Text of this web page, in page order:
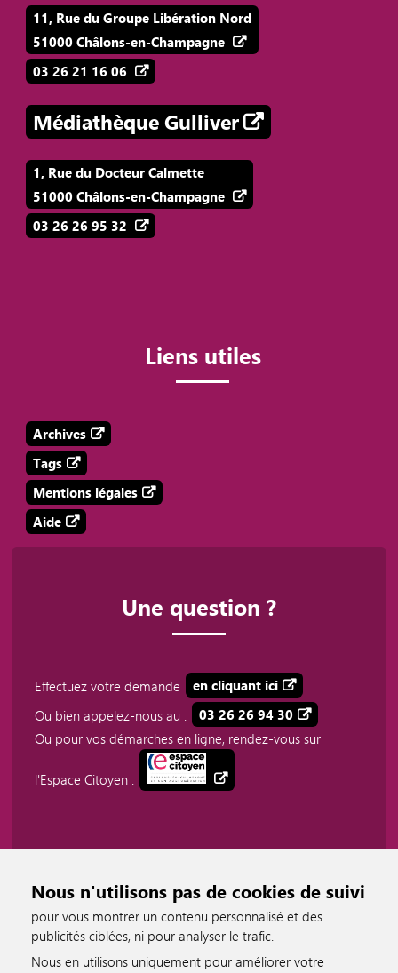
Nous n'utilisons pas de cookies de suivi
pour vous montrer un contenu personnalisé et des
publicités ciblées, ni pour analyser le trafic.
Nous en utilisons uniquement pour améliorer votre
11, Rue du Groupe Libération Nord
51000 Châlons-en-Champagne
03 26 21 16 06
Médiathèque Gulliver
1, Rue du Docteur Calmette
51000 Châlons-en-Champagne
03 26 26 95 32
Liens utiles
Archives
Tags
Mentions légales
Aide
Une question ?
Effectuez votre demande
en cliquant ici
Ou bien appelez-nous au :
03 26 26 94 30
Ou pour vos démarches en ligne, rendez-vous sur
l'Espace Citoyen :